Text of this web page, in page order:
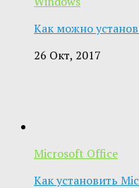
Как можно
26 Окт, 2017
Microsoft Office
Как установить